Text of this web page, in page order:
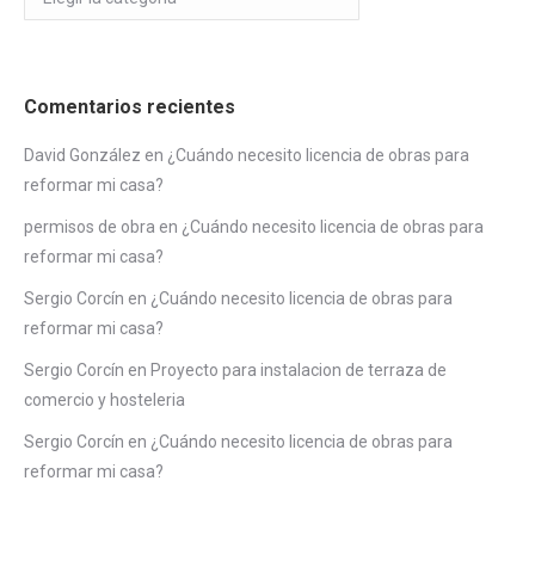
Comentarios recientes
David González en ¿Cuándo necesito licencia de obras para
reformar mi casa?
permisos de obra en ¿Cuándo necesito licencia de obras para
reformar mi casa?
Sergio Corcín en ¿Cuándo necesito licencia de obras para
reformar mi casa?
Sergio Corcín en Proyecto para instalacion de terraza de
comercio y hosteleria
Sergio Corcín en ¿Cuándo necesito licencia de obras para
reformar mi casa?